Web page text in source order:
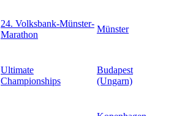
24. Volksbank-Münster-
Marathon
Münster
Ultimate
Championships
Budapest
(Ungarn)